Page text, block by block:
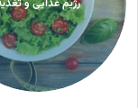
رژیم غذایی و